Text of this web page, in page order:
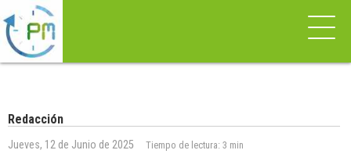
Redacción
Jueves, 12 de Junio de 2025 Tiempo de lectura: 3 min